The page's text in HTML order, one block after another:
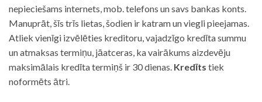
nepieciešams internets, mob. telefons un savs bankas konts.
Manuprāt, šīs trīs lietas, šodien ir katram un viegli pieejamas.
Atliek vienīgi izvēlēties kreditoru, vajadzīgo kredīta summu
un atmaksas termiņu, jāatceras, ka vairākums aizdevēju
maksimālais kredīta termiņš ir 30 dienas. Kredīts tiek
noformēts ātri.